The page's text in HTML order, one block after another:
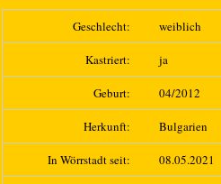
Geschlecht: weiblich
Kastriert: ja
Geburt: 04/2012
Herkunft: Bulgarien
In Wörrstadt seit: 08.05.2021